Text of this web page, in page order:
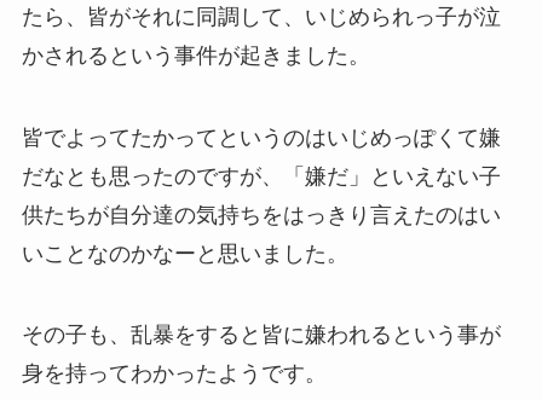
たら、皆がそれに同調して、いじめられっ子が泣
かされるという事件が起きました。
皆でよってたかってというのはいじめっぽくて嫌
だなとも思ったのですが、「嫌だ」といえない子
供たちが自分達の気持ちをはっきり言えたのはい
いことなのかなーと思いました。
その子も、乱暴をすると皆に嫌われるという事が
身を持ってわかったようです。